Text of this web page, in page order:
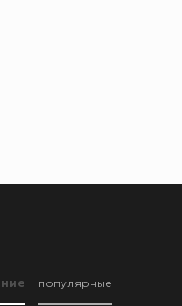
популярные